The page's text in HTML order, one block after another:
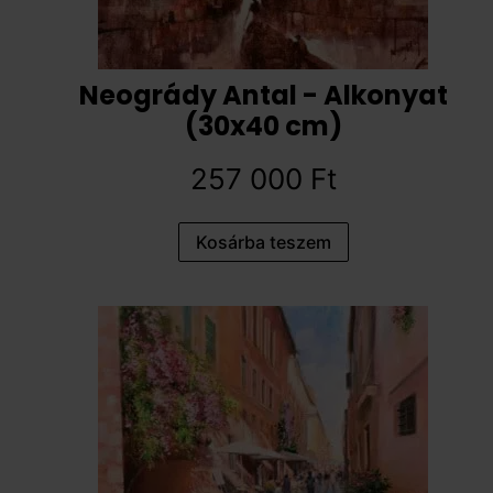
Neogrády Antal - Alkonyat
(30x40 cm)
257 000 Ft
Kosárba teszem